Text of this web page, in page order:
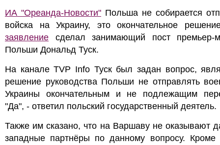
ИА "Ореанда-Новости" Польша не собирается
войска на Украину, это окончательное
заявление сделал занимающий пост премьер-
Польши Дональд Туск.
На канале TVP Info Туск был задан вопрос,
решение руководства Польши не отправлять
Украины окончательным и не подлежащим
"Да", - ответил польский государственный деятель.
Также им сказано, что на Варшаву не оказывают
западные партнёры по данному вопросу. Кроме